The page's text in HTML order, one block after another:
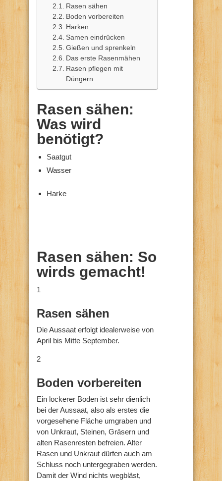
Rasen sähen
Boden vorbereiten
Harken
Samen eindrücken
Gießen und sprenkeln
Das erste Rasenmähen
Rasen pflegen mit
Düngern
Rasen sähen:
Was wird
benötigt?
Saatgut
Wasser
Harke
Rasen sähen: So
wirds gemacht!
1
Rasen sähen
Die Aussaat erfolgt idealerweise von
April bis Mitte September.
2
Boden vorbereiten
Ein lockerer Boden ist sehr dienlich
bei der Aussaat, also als erstes die
vorgesehene Fläche umgraben und
von Unkraut, Steinen, Gräsern und
alten Rasenresten befreien. Alter
Rasen und Unkraut dürfen auch am
Schluss noch untergegraben werden.
Damit der Wind nichts wegbläst,